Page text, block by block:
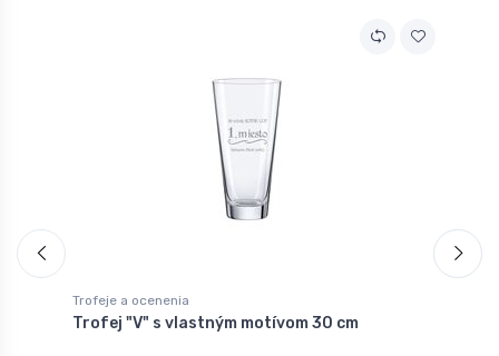
Trofeje a ocenenia
Trofej "V" s vlastným motívom 30 cm